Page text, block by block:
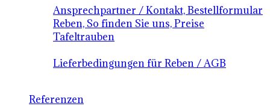
Ansprechpartner / Kontakt, Bestellformular
Reben, So finden Sie uns, Preise
Tafeltrauben
Lieferbedingungen für Reben / AGB
Referenzen